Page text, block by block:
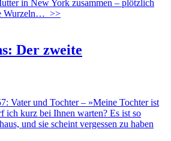
in New York zusammen – plötzlich
Wurzeln… >>
Der zweite
Vater und Tochter – »Meine Tochter ist
ich kurz bei Ihnen warten? Es ist so
und sie scheint vergessen zu haben